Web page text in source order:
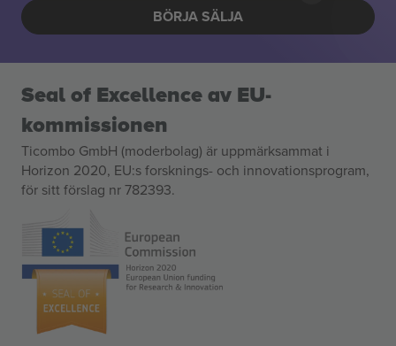
BÖRJA SÄLJA
Seal of Excellence av EU-
kommissionen
Ticombo GmbH (moderbolag) är uppmärksammat i
Horizon 2020, EU:s forsknings- och innovationsprogram,
för sitt förslag nr 782393.